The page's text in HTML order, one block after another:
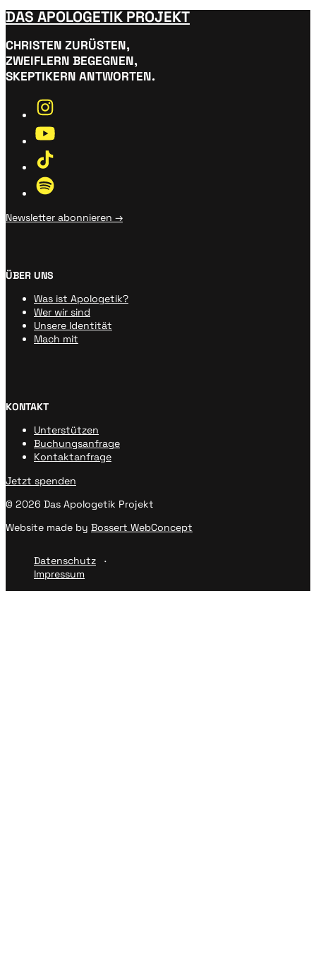
DAS APOLOGETIK PROJEKT
CHRISTEN ZURÜSTEN,
ZWEIFLERN BEGEGNEN,
SKEPTIKERN ANTWORTEN.
Newsletter abonnieren →
ÜBER UNS
Was ist Apologetik?
Wer wir sind
Unsere Identität
Mach mit
KONTAKT
Unterstützen
Buchungsanfrage
Kontaktanfrage
Jetzt spenden
© 2026 Das Apologetik Projekt
Website made by Bossert WebConcept
Datenschutz
Impressum